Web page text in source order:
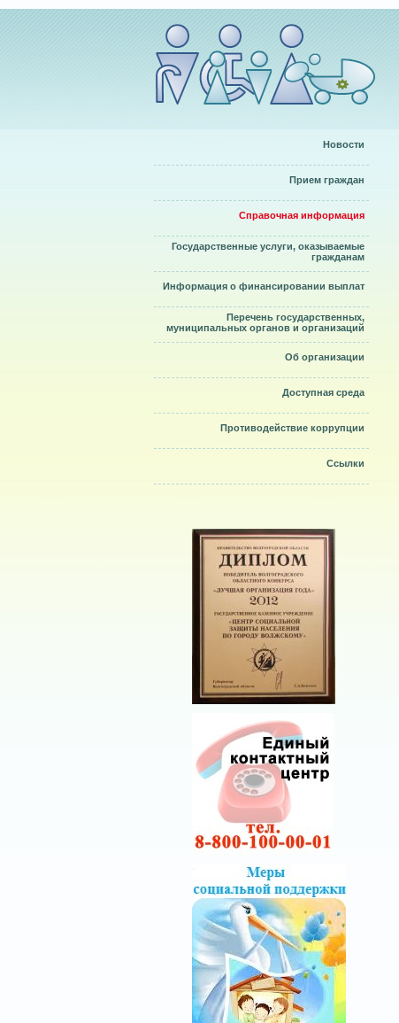
Новости
Прием граждан
Справочная информация
Государственные услуги, оказываемые
гражданам
Информация о финансировании выплат
Перечень государственных,
муниципальных органов и организаций
Об организации
Доступная среда
Противодействие коррупции
Ссылки